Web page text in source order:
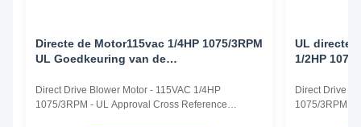
Directe de Motor115vac 1/4HP 1075/3RPM
UL Goedkeuring van de
Direct Drive Blower Motor - 115VAC 1/4HP
1075/3RPM - UL Approval Cross Reference
UL directe
1/2HP
Direct Drive
1075/3RPM -